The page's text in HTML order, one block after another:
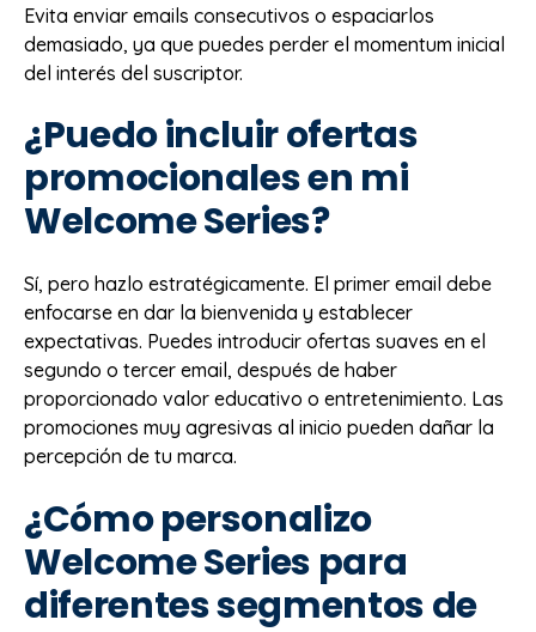
Evita enviar emails consecutivos o espaciarlos
demasiado, ya que puedes perder el momentum inicial
del interés del suscriptor.
¿Puedo incluir ofertas
promocionales en mi
Welcome Series?
Sí, pero hazlo estratégicamente. El primer email debe
enfocarse en dar la bienvenida y establecer
expectativas. Puedes introducir ofertas suaves en el
segundo o tercer email, después de haber
proporcionado valor educativo o entretenimiento. Las
promociones muy agresivas al inicio pueden dañar la
percepción de tu marca.
¿Cómo personalizo
Welcome Series para
diferentes segmentos de